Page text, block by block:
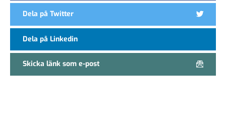
Dela på Twitter
Dela på Linkedin
Skicka länk som e-post